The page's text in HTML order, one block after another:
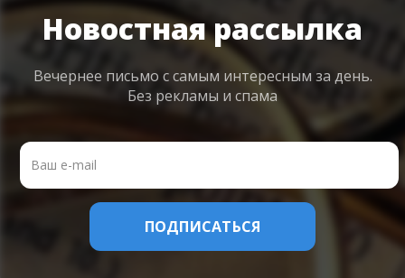
Новостная рассылка
Вечернее письмо с самым интересным за день.
Без рекламы и спама